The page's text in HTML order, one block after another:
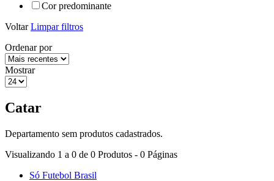
Cor predominante
Voltar Limpar filtros
Ordenar por
Mostrar
Catar
Departamento sem produtos cadastrados.
Visualizando 1 a 0 de 0 Produtos - 0 Páginas
Só Futebol Brasil